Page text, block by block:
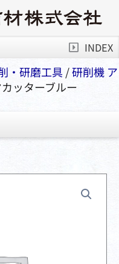
INDEX
・研磨⼯具 /研削機 ア
ッターブルー